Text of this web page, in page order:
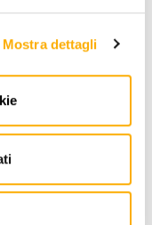
Mostra dettagli
QUOTE